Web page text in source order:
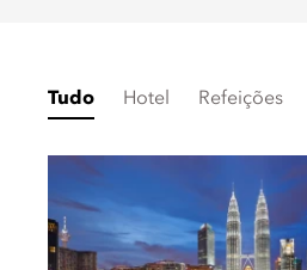
Tudo Hotel Refeições